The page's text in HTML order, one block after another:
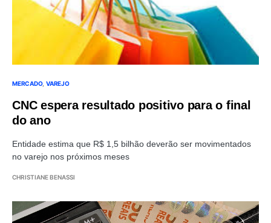
MERCADO VAREJO
CNC espera resultado positivo para o final
do ano
Entidade estima que R$ 1,5 bilhão deverão ser movimentados
no varejo nos próximos meses
CHRISTIANE BENASSI